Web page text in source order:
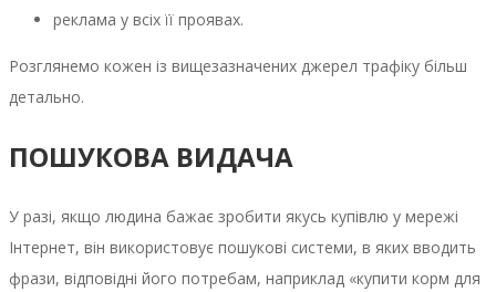
реклама у всіх її проявах.
Розглянемо кожен із вищезазначених джерел трафіку більш
детально.
ПОШУКОВА ВИДАЧА
У разі, якщо людина бажає зробити якусь купівлю у мережі
Інтернет, він використовує пошукові системи, в яких вводить
фрази, відповідні його потребам, наприклад «купити корм для